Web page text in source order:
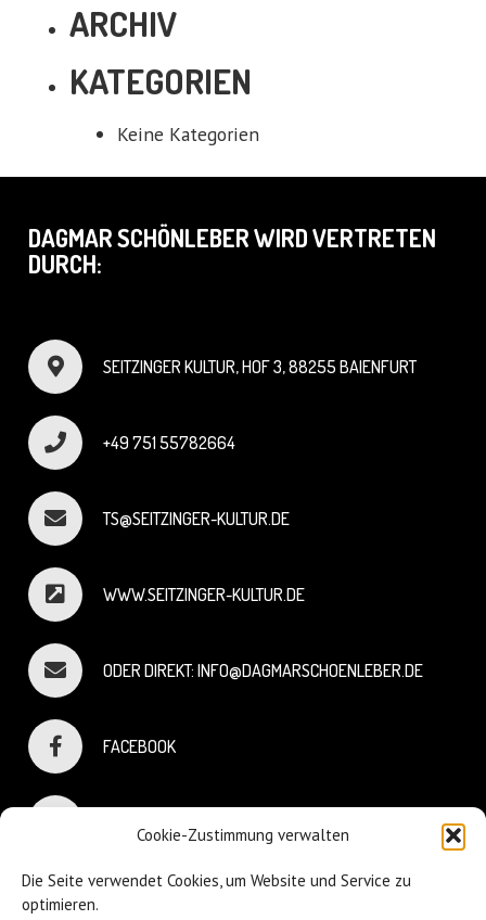
Cookie-Zustimmung verwalten
Die Seite verwendet Cookies, um Website und Service zu
optimieren.
ARCHIV
KATEGORIEN
Keine Kategorien
DAGMAR SCHÖNLEBER WIRD VERTRETEN
DURCH:
SEITZINGER KULTUR, HOF 3, 88255 BAIENFURT
+49 751 55782664
TS@SEITZINGER-KULTUR.DE
WWW.SEITZINGER-KULTUR.DE
ODER DIREKT: INFO@DAGMARSCHOENLEBER.DE
FACEBOOK